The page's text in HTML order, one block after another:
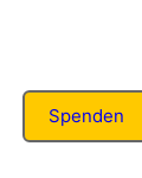
Spenden